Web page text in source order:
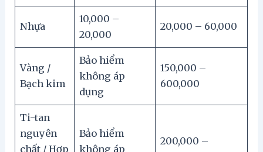
Nhựa
10,000 –
20,000
20,000 – 60,000
Vàng /
Bạch kim
Bảo hiểm
không áp
dụng
150,000 –
600,000
Ti-tan
nguyên
chất / Hợp
Bảo hiểm
không áp
200,000 –